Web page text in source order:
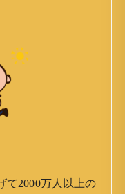
て2000万人以上の